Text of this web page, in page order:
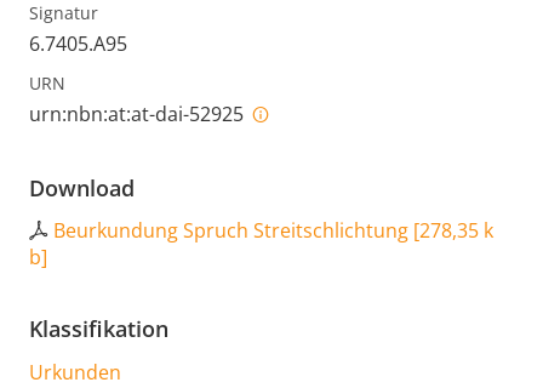
Signatur
6.7405.A95
URN
urn:nbn:at:at-dai-52925
Download
Beurkundung Spruch Streitschlichtung [278,35 k
b]
Klassifikation
Urkunden